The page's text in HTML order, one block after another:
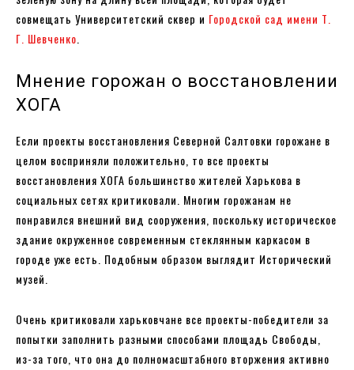
совмещать Университетский сквер и Городской сад имени Т.
Г. Шевченко
Мнение горожан о восстановлении
ХОГА
Если проекты восстановления Северной Салтовки горожане в
целом восприняли положительно, то все проекты
восстановления ХОГА большинство жителей Харькова в
социальных сетях критиковали. Многим горожанам не
понравился внешний вид сооружения, поскольку историческое
здание окруженное современным стеклянным каркасом в
городе уже есть. Подобным образом выглядит Исторический
музей.
Очень критиковали харьковчане все проекты-победители за
попытки заполнить разными способами площадь Свободы,
из-за того, что она до полномасштабного вторжения активно